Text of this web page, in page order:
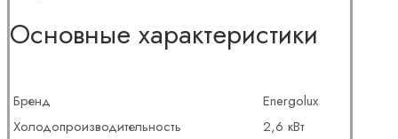
Основные характеристики
Бренд
Energolux
Холодопроизводительность
2,6 кВт